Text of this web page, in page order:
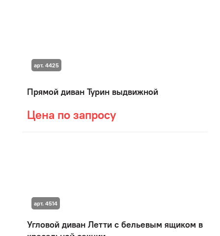
Прямой диван Турин выдвижной
Цена по запросу
арт. 4425
Угловой диван Летти с бельевым ящиком в
арт. 4514